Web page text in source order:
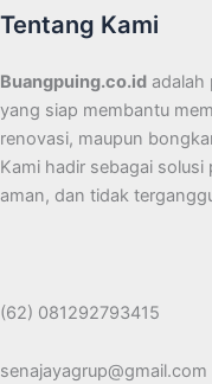
Tentang Kami
Buangpuing.co.id adalah
yang siap membantu
renovasi, maupun
Kami hadir sebagai
aman, dan tidak
(62) 081292793415
senajayagrup@gmail.com